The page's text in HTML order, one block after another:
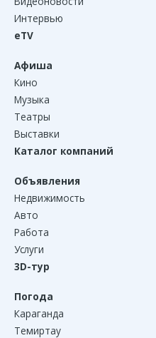
Интервью
eTV
Афиша
Кино
Музыка
Театры
Выставки
Каталог компаний
Объявления
Недвижимость
Авто
Работа
Услуги
3D-тур
Погода
Караганда
Темиртау